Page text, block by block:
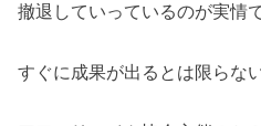
撤退していっているのが実情
すぐに成果が出るとは限らな